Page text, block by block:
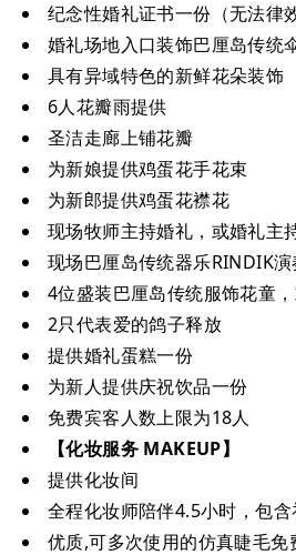
纪念性婚礼证书一份（无法律
婚礼场地入口装饰巴厘岛传统
具有异域特色的新鲜花朵装饰
6人花瓣雨提供
圣洁走廊上铺花瓣
为新娘提供鸡蛋花手花束
为新郎提供鸡蛋花襟花
现场牧师主持婚礼，或婚礼主
现场巴厘岛传统器乐RINDIK
4位盛装巴厘岛传统服饰花童
2只代表爱的鸽子释放
提供婚礼蛋糕一份
为新人提供庆祝饮品一份
免费宾客人数上限为18人
【化妆服务 MAKEUP】
提供化妆间
全程化妆师陪伴4.5小时，包
优质,可多次使用的仿真睫毛免